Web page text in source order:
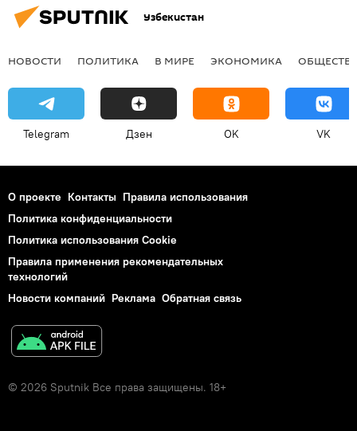
Узбекистан
НОВОСТИ ПОЛИТИКА В МИРЕ ЭКОНОМИКА
Telegram Дзен OK VK
О проекте Контакты Правила использования
Политика конфиденциальности
Политика использования Cookie
Правила применения рекомендательных
технологий
Новости компаний Реклама Обратная связь
© 2026 Sputnik Все права защищены. 18+